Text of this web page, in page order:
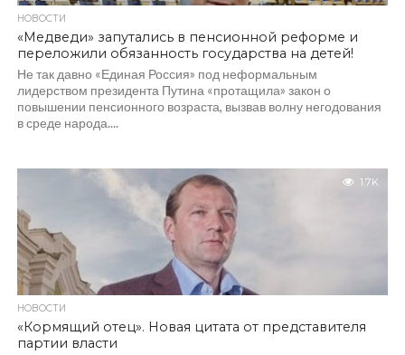
НОВОСТИ
«Медведи» запутались в пенсионной реформе и
переложили обязанность государства на детей!
Не так давно «Единая Россия» под неформальным
лидерством президента Путина «протащила» закон о
повышении пенсионного возраста, вызвав волну негодования
в среде народа....
1.7K
НОВОСТИ
«Кормящий отец». Новая цитата от представителя
партии власти